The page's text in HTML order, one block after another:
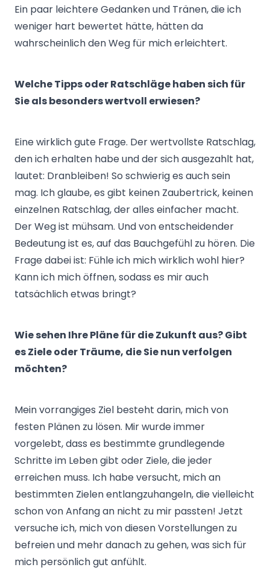
Ein paar leichtere Gedanken und Tränen, die ich
weniger hart bewertet hätte, hätten da
wahrscheinlich den Weg für mich erleichtert.
Welche Tipps oder Ratschläge haben sich für
Sie als besonders wertvoll erwiesen?
Eine wirklich gute Frage. Der wertvollste Ratschlag,
den ich erhalten habe und der sich ausgezahlt hat,
lautet: Dranbleiben! So schwierig es auch sein
mag. Ich glaube, es gibt keinen Zaubertrick, keinen
einzelnen Ratschlag, der alles einfacher macht.
Der Weg ist mühsam. Und von entscheidender
Bedeutung ist es, auf das Bauchgefühl zu hören. Die
Frage dabei ist: Fühle ich mich wirklich wohl hier?
Kann ich mich öffnen, sodass es mir auch
tatsächlich etwas bringt?
Wie sehen Ihre Pläne für die Zukunft aus? Gibt
es Ziele oder Träume, die Sie nun verfolgen
möchten?
Mein vorrangiges Ziel besteht darin, mich von
festen Plänen zu lösen. Mir wurde immer
vorgelebt, dass es bestimmte grundlegende
Schritte im Leben gibt oder Ziele, die jeder
erreichen muss. Ich habe versucht, mich an
bestimmten Zielen entlangzuhangeln, die vielleicht
schon von Anfang an nicht zu mir passten! Jetzt
versuche ich, mich von diesen Vorstellungen zu
befreien und mehr danach zu gehen, was sich für
mich persönlich gut anfühlt.